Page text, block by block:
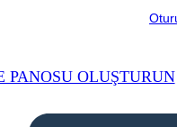
PANOSU OLUŞTURUN